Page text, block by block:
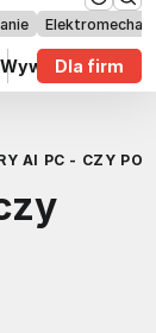
WywiadyDla firm
AI PC - CZY